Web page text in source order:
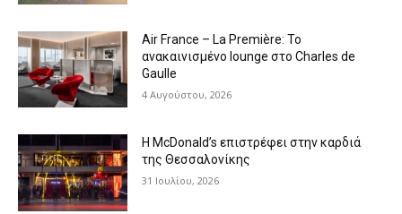
Air France – La Première: Το
ανακαινισμένο lounge στο Charles de
Gaulle
4 Αυγούστου, 2026
Η McDonald’s επιστρέφει στην καρδιά
της Θεσσαλονίκης
31 Ιουλίου, 2026